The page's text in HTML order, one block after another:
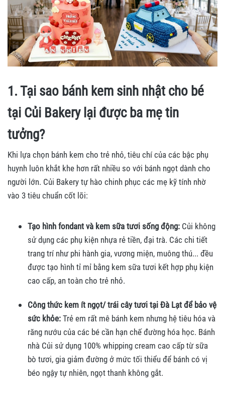
1. Tại sao bánh kem sinh nhật cho bé
tại Củi Bakery lại được ba mẹ tin
tưởng?
Khi lựa chọn bánh kem cho trẻ nhỏ, tiêu chí của các bậc phụ
huynh luôn khắt khe hơn rất nhiều so với bánh ngọt dành cho
người lớn. Củi Bakery tự hào chinh phục các mẹ kỹ tính nhờ
vào 3 tiêu chuẩn cốt lõi:
Tạo hình fondant và kem sữa tươi sống động: Củi không
sử dụng các phụ kiện nhựa rẻ tiền, đại trà. Các chi tiết
trang trí như phi hành gia, vương miện, muông thú... đều
được tạo hình tỉ mỉ bằng kem sữa tươi kết hợp phụ kiện
cao cấp, an toàn cho trẻ nhỏ.
Công thức kem ít ngọt/ trái cây tươi tại Đà Lạt để bảo vệ
sức khỏe: Trẻ em rất mê bánh kem nhưng hệ tiêu hóa và
răng nướu của các bé cần hạn chế đường hóa học. Bánh
nhà Củi sử dụng 100% whipping cream cao cấp từ sữa
bò tươi, gia giảm đường ở mức tối thiểu để bánh có vị
béo ngậy tự nhiên, ngọt thanh không gắt.